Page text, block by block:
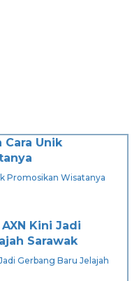
Promosikan Wisatanya
Gerbang Baru Jelajah